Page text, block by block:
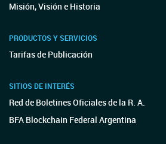
Misión, Visión e Historia
PRODUCTOS Y SERVICIOS
Tarifas de Publicación
SITIOS DE INTERÉS
Red de Boletines Oficiales de la R. A.
BFA Blockchain Federal Argentina